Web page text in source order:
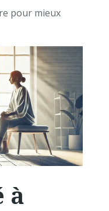
pour mieux
à